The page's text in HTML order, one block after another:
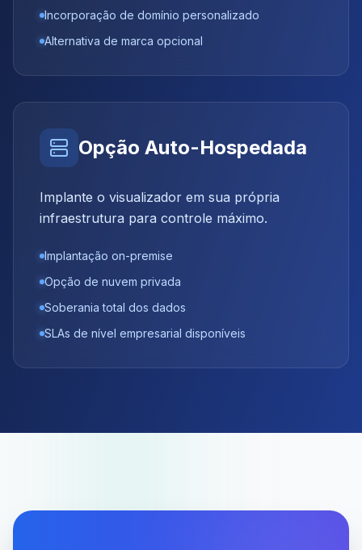
Incorporação de domínio personalizado
Alternativa de marca opcional
Opção Auto-Hospedada
Implante o visualizador em sua própria
infraestrutura para controle máximo.
Implantação on-premise
Opção de nuvem privada
Soberania total dos dados
SLAs de nível empresarial disponíveis